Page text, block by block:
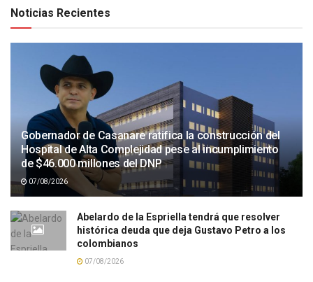
Noticias Recientes
Gobernador de Casanare ratifica la construcción del
Hospital de Alta Complejidad pese al incumplimiento
de $46.000 millones del DNP
07/08/2026
Abelardo de la Espriella tendrá que resolver
histórica deuda que deja Gustavo Petro a los
colombianos
07/08/2026